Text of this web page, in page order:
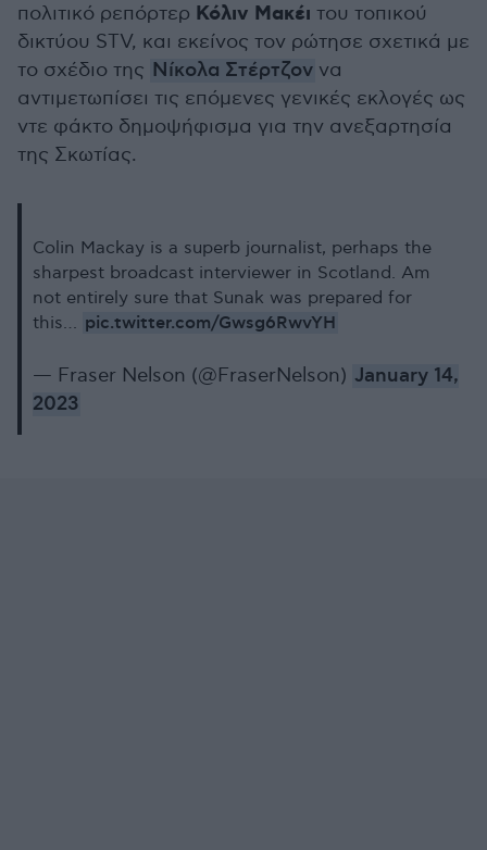
πολιτικό ρεπόρτερ Κόλιν Μακέι του τοπικού
δικτύου STV, και εκείνος τον ρώτησε σχετικά με
το σχέδιο της Νίκολα Στέρτζον να
αντιμετωπίσει τις επόμενες γενικές εκλογές ως
ντε φάκτο δημοψήφισμα για την ανεξαρτησία
της Σκωτίας.
Colin Mackay is a superb journalist, perhaps the
sharpest broadcast interviewer in Scotland. Am
not entirely sure that Sunak was prepared for
this… pic.twitter.com/Gwsg6RwvYH
— Fraser Nelson (@FraserNelson) January 14,
2023